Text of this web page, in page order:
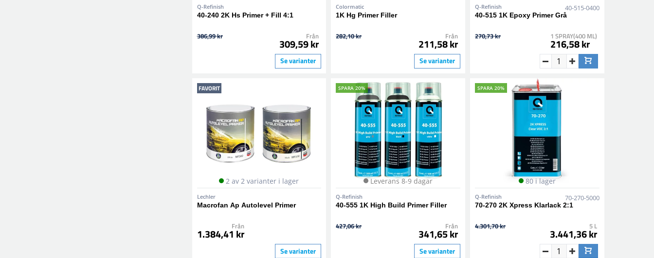
Q-Refinish
40-240 2K Hs Primer + Fill 4:1
386,99 kr Från
309,59 kr
Se varianter
Colormatic
1K Hg Primer Filler
282,10 kr Från
211,58 kr
Se varianter
Q-Refinish 40-515-0400
40-515 1K Epoxy Primer Grå
270,73 kr 1 SPRAY(400 ML)
216,58 kr
FAVORIT
2 av 2 varianter i lager
Lechler
Macrofan Ap Autolevel Primer
Från
1.384,41 kr
Se varianter
SPARA 20%
Leverans 8-9 dagar
Q-Refinish
40-555 1K High Build Primer Filler
427,06 kr Från
341,65 kr
Se varianter
SPARA 20%
80 i lager
Q-Refinish 70-270-5000
70-270 2K Xpress Klarlack 2:1
4.301,70 kr 5 L
3.441,36 kr